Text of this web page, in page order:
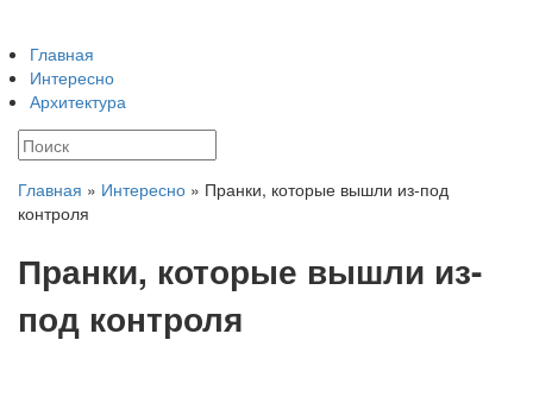
Главная
Интересно
Архитектура
Главная » Интересно » Пранки, которые вышли из-под
контроля
Пранки, которые вышли из-
под контроля